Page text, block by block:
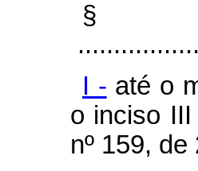
I - até o
o inciso III
nº 159, de